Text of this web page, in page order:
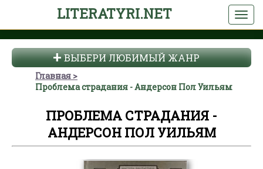
LITERATYRI.NET
ВЫБЕРИ ЛЮБИМЫЙ ЖАНР
Главная
Проблема страдания - Андерсон Пол Уильям
ПРОБЛЕМА СТРАДАНИЯ -
АНДЕРСОН ПОЛ УИЛЬЯМ